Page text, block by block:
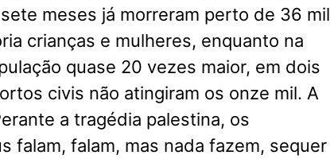
meses já morreram perto de 36 mil
crianças e mulheres, enquanto na
quase 20 vezes maior, em dois
civis não atingiram os onze mil. A
a tragédia palestina, os
falam, falam, mas nada fazem, sequer